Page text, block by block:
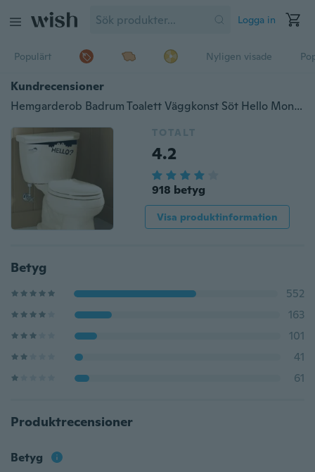
Logga in
Populärt Nyligen visade
Kundrecensioner
Hemgarderob Badrum Toalett Väggkonst Söt Hello Monster Vinyl Dekaler Dekaler
TOTALT
4.2
918 betyg
Visa produktinformation
Betyg
552
163
101
41
61
Produktrecensioner
Betyg